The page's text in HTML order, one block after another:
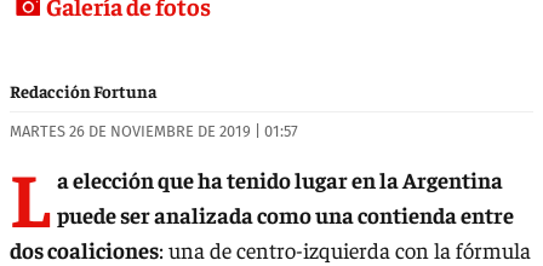
Redacción Fortuna
MARTES 26 DE NOVIEMBRE DE 2019 | 01:57
L a elección que ha tenido lugar en la Argentina
puede ser analizada como una contienda entre
dos coaliciones: una de centro-izquierda con la fórmula